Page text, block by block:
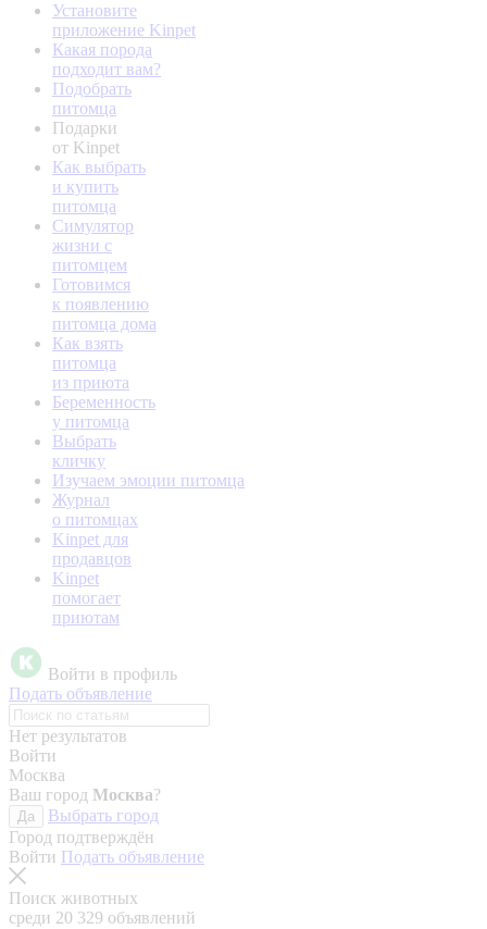
Установите
приложение Kinpet
Какая порода
подходит вам?
Подобрать
питомца
Подарки
от Kinpet
Как выбрать
и купить
питомца
Симулятор
жизни с
питомцем
Готовимся
к появлению
питомца дома
Как взять
питомца
из приюта
Беременность
у питомца
Выбрать
кличку
Изучаем эмоции питомца
Журнал
о питомцах
Kinpet для
продавцов
Kinpet
помогает
приютам
Войти в профиль
Подать объявление
Нет результатов
Войти
Москва
Ваш город Москва?
Да
Выбрать город
Город подтверждён
Войти Подать объявление
Поиск животных
среди 20 329 объявлений